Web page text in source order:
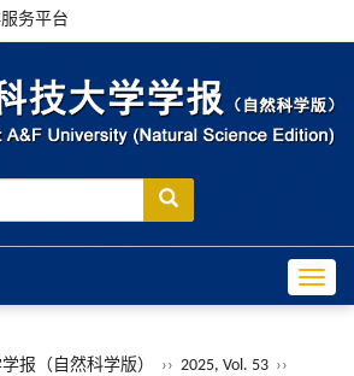
务平台
报（自然科学版） ›› 2025, Vol. 53 ››